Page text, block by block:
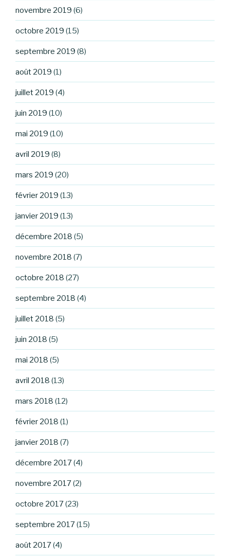
novembre 2019 (6)
octobre 2019 (15)
septembre 2019 (8)
août 2019 (1)
juillet 2019 (4)
juin 2019 (10)
mai 2019 (10)
avril 2019 (8)
mars 2019 (20)
février 2019 (13)
janvier 2019 (13)
décembre 2018 (5)
novembre 2018 (7)
octobre 2018 (27)
septembre 2018 (4)
juillet 2018 (5)
juin 2018 (5)
mai 2018 (5)
avril 2018 (13)
mars 2018 (12)
février 2018 (1)
janvier 2018 (7)
décembre 2017(4)
novembre 2017(2)
octobre 2017(23)
septembre 2017(15)
août 2017(4)